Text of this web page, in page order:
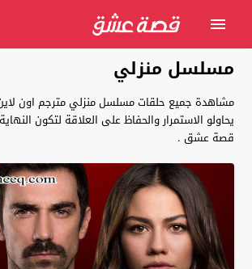
مسلسل منزلي
مشاهدة جميع حلقات مسلسل منزلي مترجم اون
قصة عشق .